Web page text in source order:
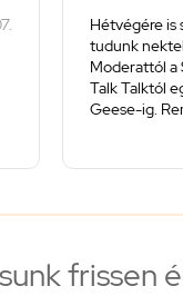
Hétvégére is
tudunk
Moderattól a
Talk Talktól
Geese-ig.
frissen